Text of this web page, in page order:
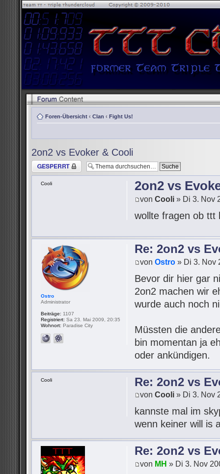
Foren-Übersicht ‹ Clan ‹ Fight Us!
2on2 vs Evoker & Cooli
Thema gesperrt
2on2 vs
vonCooli » Di 3. Nov
wollte fragen ob ttt
Cooli
Re: 2on2 vs
vonOstro » Di 3. Nov
Bevor dir hier gar
2on2 machen wir
wurde auch noch
Müssten die
bin momentan ja
oder ankündigen.
Ostro
Administrator
Beiträge: 1107
Registriert: Sa 23. Mai 2009, 20:35
Wohnort: Paradise City
Re: 2on2 vs
vonCooli » Di 3. Nov
kannste mal im
wenn keiner will is
Cooli
Re: 2on2 vs
von MH » Di 3. Nov